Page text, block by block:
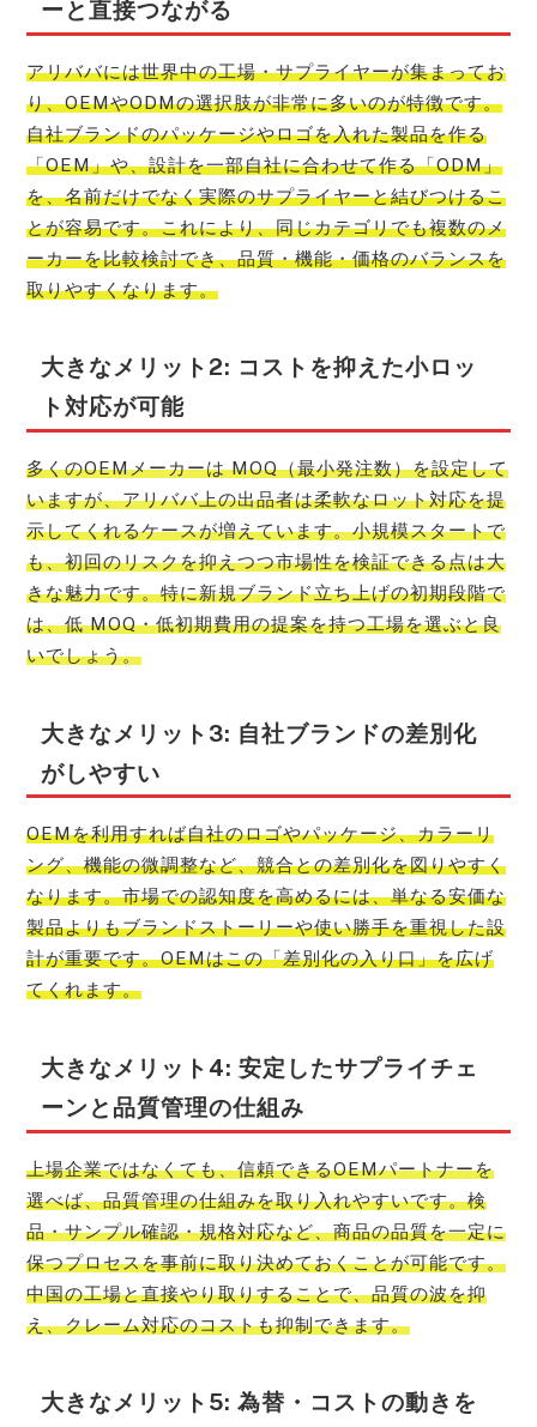
ーと直接つながる
アリババには世界中の工場・サプライヤーが集まってお
り、OEMやODMの選択肢が非常に多いのが特徴です。
自社ブランドのパッケージやロゴを入れた製品を作る
「OEM」や、設計を一部自社に合わせて作る「ODM」
を、名前だけでなく実際のサプライヤーと結びつけるこ
とが容易です。これにより、同じカテゴリでも複数のメ
ーカーを比較検討でき、品質・機能・価格のバランスを
取りやすくなります。
大きなメリット2: コストを抑えた小ロッ
ト対応が可能
多くのOEMメーカーは MOQ（最小発注数）を設定して
いますが、アリババ上の出品者は柔軟なロット対応を提
示してくれるケースが増えています。小規模スタートで
も、初回のリスクを抑えつつ市場性を検証できる点は大
きな魅力です。特に新規ブランド立ち上げの初期段階で
は、低 MOQ・低初期費用の提案を持つ工場を選ぶと良
いでしょう。
大きなメリット3: 自社ブランドの差別化
がしやすい
OEMを利用すれば自社のロゴやパッケージ、カラーリ
ング、機能の微調整など、競合との差別化を図りやすく
なります。市場での認知度を高めるには、単なる安価な
製品よりもブランドストーリーや使い勝手を重視した設
計が重要です。OEMはこの「差別化の入り口」を広げ
てくれます。
大きなメリット4: 安定したサプライチェ
ーンと品質管理の仕組み
上場企業ではなくても、信頼できるOEMパートナーを
選べば、品質管理の仕組みを取り入れやすいです。検
品・サンプル確認・規格対応など、商品の品質を一定に
保つプロセスを事前に取り決めておくことが可能です。
中国の工場と直接やり取りすることで、品質の波を抑
え、クレーム対応のコストも抑制できます。
大きなメリット5: 為替・コストの動きを